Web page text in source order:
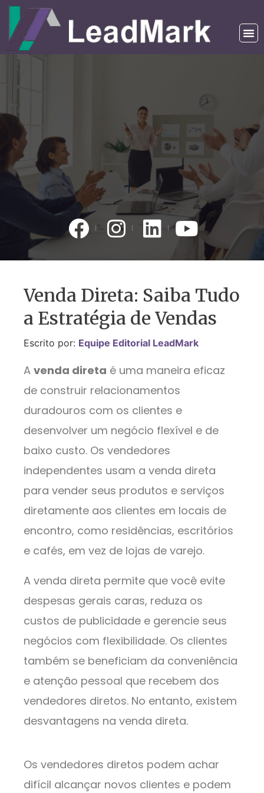
Venda Direta: Saiba Tudo
a Estratégia de Vendas
Escrito por: Equipe Editorial LeadMark
A venda direta é uma maneira eficaz
de construir relacionamentos
duradouros com os clientes e
desenvolver um negócio flexível e de
baixo custo. Os vendedores
independentes usam a venda direta
para vender seus produtos e serviços
diretamente aos clientes em locais de
encontro, como residências, escritórios
e cafés, em vez de lojas de varejo.
A venda direta permite que você evite
despesas gerais caras, reduza os
custos de publicidade e gerencie seus
negócios com flexibilidade. Os clientes
também se beneficiam da conveniência
e atenção pessoal que recebem dos
vendedores diretos. No entanto, existem
desvantagens na venda direta.
Os vendedores diretos podem achar
difícil alcançar novos clientes e podem